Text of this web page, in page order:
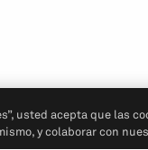
usted acepta que las
y colaborar con